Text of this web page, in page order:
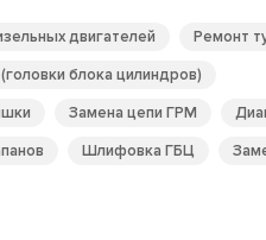
двигателей Ремонт
блока цилиндров)
Замена цепи ГРМ
Шлифовка ГБЦ